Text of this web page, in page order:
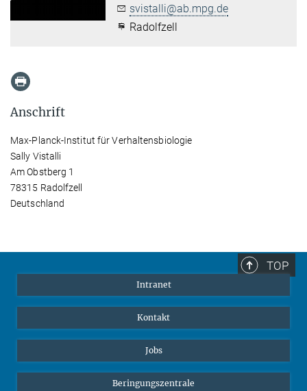
svistalli@ab.mpg.de
Radolfzell
Anschrift
Max-Planck-Institut für Verhaltensbiologie
Sally Vistalli
Am Obstberg 1
78315 Radolfzell
Deutschland
TOP
Intranet
Kontakt
Jobs
Beringungszentrale